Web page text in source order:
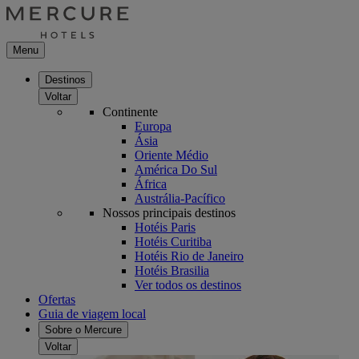
Menu
Destinos
Voltar
Continente
Europa
Ásia
Oriente Médio
América Do Sul
África
Austrália-Pacífico
Nossos principais destinos
Hotéis Paris
Hotéis Curitiba
Hotéis Rio de Janeiro
Hotéis Brasilia
Ver todos os destinos
Ofertas
Guia de viagem local
Sobre o Mercure
Voltar